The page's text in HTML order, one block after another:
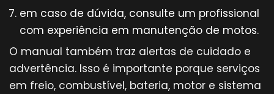
em caso de dúvida, consulte um profissional
com experiência em manutenção de motos.
O manual também traz alertas de cuidado e
advertência. Isso é importante porque serviços
em freio, combustível, bateria, motor e sistema